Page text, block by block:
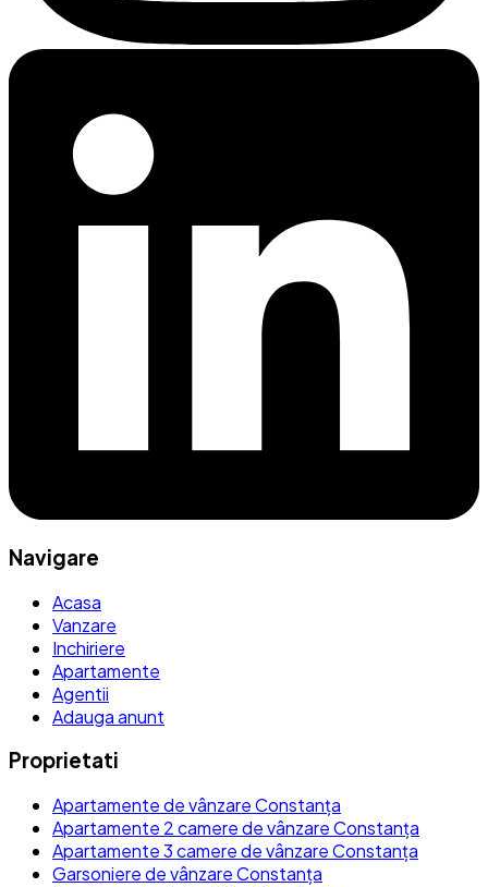
Navigare
Acasa
Vanzare
Inchiriere
Apartamente
Agentii
Adauga anunt
Proprietati
Apartamente de vânzare Constanța
Apartamente 2 camere de vânzare Constanța
Apartamente 3 camere de vânzare Constanța
Garsoniere de vânzare Constanța